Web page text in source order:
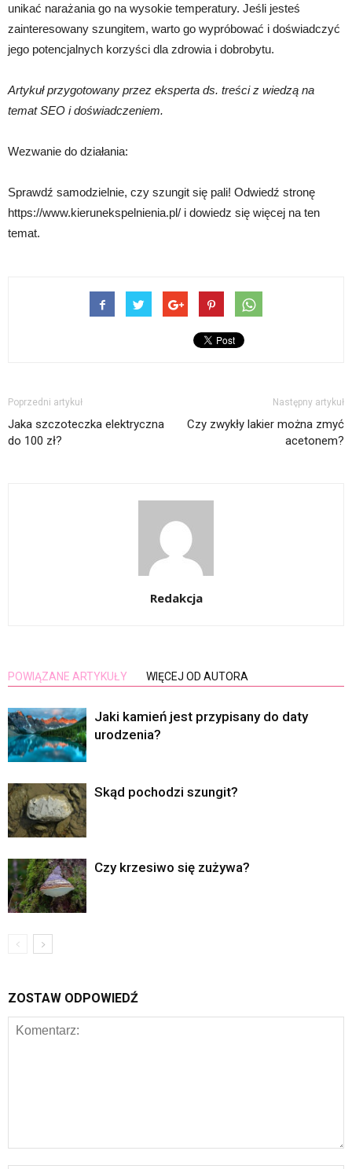
unikać narażania go na wysokie temperatury. Jeśli jesteś
zainteresowany szungitem, warto go wypróbować i doświadczyć
jego potencjalnych korzyści dla zdrowia i dobrobytu.
Artykuł przygotowany przez eksperta ds. treści z wiedzą na
temat SEO i doświadczeniem.
Wezwanie do działania:
Sprawdź samodzielnie, czy szungit się pali! Odwiedź stronę
https://www.kierunekspelnienia.pl/ i dowiedz się więcej na ten
temat.
Poprzedni artykuł
Jaka szczoteczka elektryczna
do 100 zł?
Następny artykuł
Czy zwykły lakier można zmyć
acetonem?
Redakcja
POWIĄZANE ARTYKUŁY WIĘCEJ OD AUTORA
Jaki kamień jest przypisany do daty
urodzenia?
Skąd pochodzi szungit?
Czy krzesiwo się zużywa?
ZOSTAW ODPOWIEDŹ